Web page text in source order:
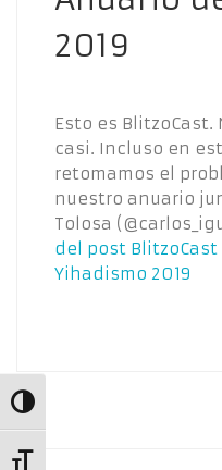
Alternar alto contraste
Alternar tamaño de letra
2019
Esto es BlitzoCast.
casi. Incluso en
retomamos el
nuestro anuario
Tolosa
del post
Yihadismo 2019